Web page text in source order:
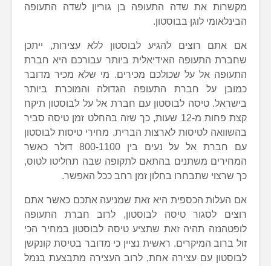
מקשרות את שדה התעופה בן גוריון לשדה התעופה
הבינלאומי לוגן בבוסטון.
אם אתם רוצים להגיע לבוסטון ללא עצירות, ייתכן
שחברת התעופה האידיאלית ביותר עבורכם היא חברת
התעופה אל על שכולכם מכירים. מי שלא מכיר מדובר
כמובן על חברת התעופה הגדולה והמוכרת ביותר
בישראל. טיסה לבוסטון עם חברת אל על לבוסטון תיקח
קצת פחות מ-12 שעות, כך שזה בהחלט זמן טיסה סביר
בהשוואה לטיסות לארצות הברית. מחירי טיסות לבוסטון
עם חברת אל על נעים בין 800-1100 דולר כאשר
המחירים משתנים בהתאם לתקופה שבה תחליטו לטוס,
כך שרצוי שתבחרו בחלון זמן רחב ככל האפשר.
אם העלות הכספית היא זאת שמניעה אתכם כאשר אתם
רוצים לסגור טיסה לבוסטון, לרוב חברת התעופה
לופטהנזה תהיה זאת שתציע טיסה לבוסטון במחיר הכי
זול ברוב המיקרים. ראשית נציין כי מדובר בטיסת קונקשן
לבוסטון עם עצירה אחת, לרוב העצירה מתבצעת בנמל